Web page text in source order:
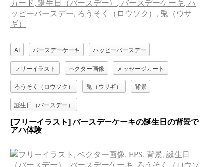
AI バースデーケーキ ハッピーバースデー
フリーイラスト ベクター画像 メッセージカート
ろうそく（ロウソク） 兎（ウサギ） 背景
誕生日（バースデー）
[フリーイラスト] バースデーケーキの誕生日の背景で
アハ体験